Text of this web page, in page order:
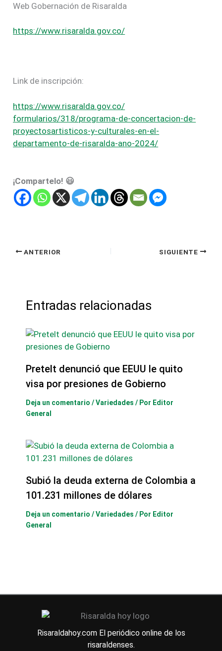
Web Gobernación de Risaralda
https://www.risaralda.gov.co/
Link de inscripción:
https://www.risaralda.gov.co/
formularios/318/programa-de-concertacion-de-
proyectosartisticos-y-culturales-en-el-
departamento-de-risaralda-ano-2024/
¡Compartelo! 😃
ANTERIOR SIGUIENTE
Entradas relacionadas
Pretelt denunció que EEUU le quito
visa por presiones de Gobierno
Deja un comentario /Variedades / Por Editor
General
Subió la deuda externa de Colombia a
101.231 millones de dólares
Deja un comentario /Variedades / Por Editor
General
Risaraldahoy.com El periódico online de los
risaraldenses.